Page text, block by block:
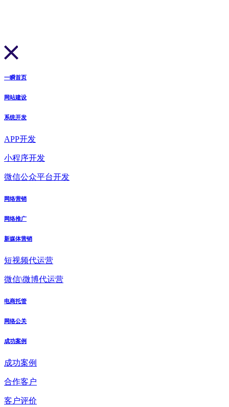
一瞬首页
网站建设
系统开发
APP开发
小程序开发
微信公众平台开发
网络营销
网络推广
新媒体营销
短视频代运营
微信\微博代运营
电商托管
网络公关
成功案例
成功案例
合作客户
客户评价